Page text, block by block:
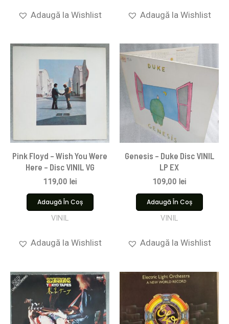
Adaugă la Wishlist Adaugă la Wishlist
Pink Floyd ‎– Wish You Were
Here – Disc VINIL VG
119,00 lei
Adaugă În Coș
VINIL
Adaugă la Wishlist
Genesis – Duke Disc VINIL
LP EX
109,00 lei
Adaugă În Coș
VINIL
Adaugă la Wishlist